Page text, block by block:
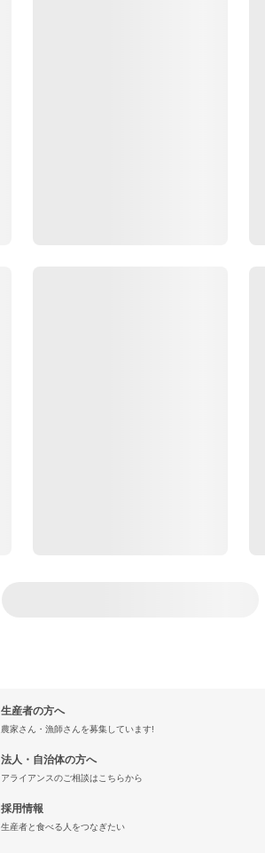
生産者の方へ
農家さん・漁師さんを募集しています!
法人・自治体の方へ
アライアンスのご相談はこちらから
採用情報
生産者と食べる人をつなぎたい